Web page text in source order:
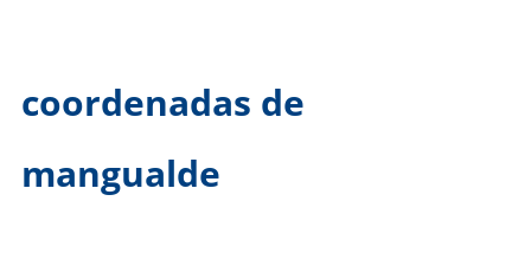
coordenadas de
mangualde